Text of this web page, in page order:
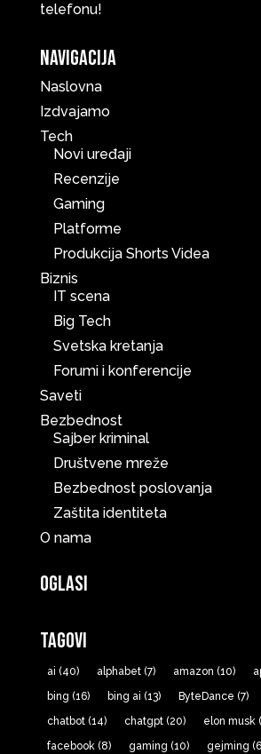
telefonu!
Navigacija
Naslovna
Izdvajamo
Tech
Novi uređaji
Recenzije
Gaming
Platforme
Produkcija Shorts Videa
Biznis
IT scena
Big Tech
Svetska kretanja
Forumi i konferencije
Saveti
Bezbednost
Sajber kriminal
Društvene mreže
Bezbednost poslovanja
Zaštita identiteta
O nama
Oglasi
Tagovi
ai (40) alphabet(7) amazon (10)
bing (16) bing ai (13) ByteDance (7)
chatbot(14) chatgpt(20) elon musk
facebook(8) gaming (10) gejming